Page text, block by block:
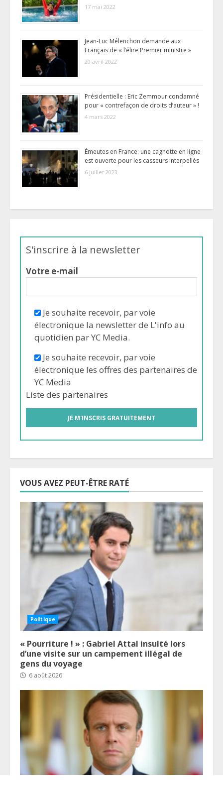
17 mai 2022
Jean-Luc Mélenchon demande aux
Français de « l’élire Premier ministre »
20 avril 2022
Présidentielle : Eric Zemmour condamné
pour « contrefaçon de droits d’auteur » !
4 mars 2022
Émeutes en France: une cagnotte en ligne
est ouverte pour les casseurs interpellés
6 juillet 2023
S'inscrire à la newsletter
Votre e-mail
Je souhaite recevoir, par voie
électronique la newsletter de L'info au
quotidien par YC Media.
Je souhaite recevoir, par voie
électronique les offres des partenaires de
YC Media
Liste des partenaires
VOUS AVEZ PEUT-ÊTRE RATÉ
Politique
« Pourriture ! » : Gabriel Attal insulté lors
d’une visite sur un campement illégal de
gens du voyage
6 août 2026